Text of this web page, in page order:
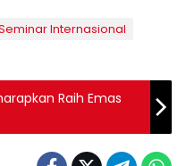
Internasional
Raih Emas